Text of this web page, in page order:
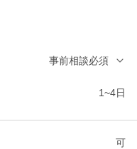
事前相談必須
1~4日
可